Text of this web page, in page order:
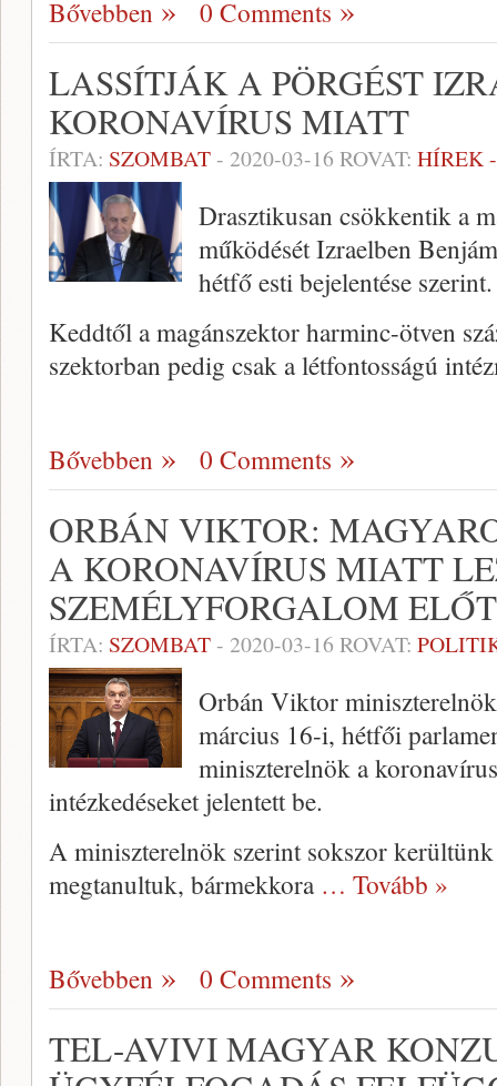
Bővebben 0 Comments
LASSÍTJÁK A PÖRGÉST
KORONAVÍRUS MIATT
ÍRTA: SZOMBAT- 2020-03-16 ROVAT: HÍREK
Drasztikusan csökkentik a
működését Izraelben
hétfő esti bejelentése szerint.
Keddtől a magánszektor harminc-ötven
szektorban pedig csak a létfontosságú
Bővebben 0 Comments
ORBÁN VIKTOR:
A KORONAVÍRUS MIATT
SZEMÉLYFORGALOM
ÍRTA: SZOMBAT- 2020-03-16 ROVAT:
Orbán Viktor
március 16-i, hétfői
miniszterelnök a
intézkedéseket jelentett be.
A miniszterelnök szerint sokszor kerültünk
megtanultuk, bármekkora … Tovább »
Bővebben 0 Comments
TEL-AVIVI MAGYAR